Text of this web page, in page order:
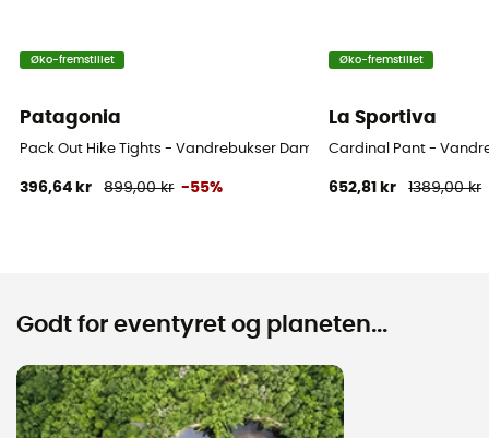
Øko-fremstillet
Patagonia
Pack Out Hike Tights - Vandrebukser Damer
396,64 kr 899,00 kr -55%
Øko-fremstillet
La Sportiva
Cardinal Pant -
652,81 kr 1389,00 kr
Godt for eventyret og planeten...